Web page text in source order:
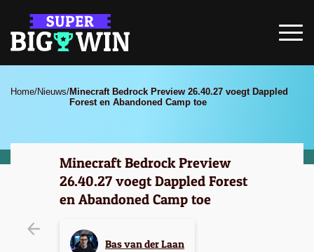
Home/Nieuws/Minecraft Bedrock Preview 26.40.27 voegt Dappled
Forest en Abandoned Camp toe
Minecraft Bedrock Preview
26.40.27 voegt Dappled Forest
en Abandoned Camp toe
Bas van der Laan